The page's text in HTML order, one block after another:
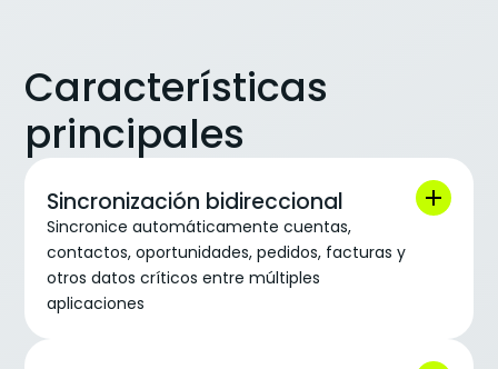
Características
principales
Sincronización bidireccional
Sincronice automáticamente cuentas,
contactos, oportunidades, pedidos, facturas y
otros datos críticos entre múltiples
aplicaciones